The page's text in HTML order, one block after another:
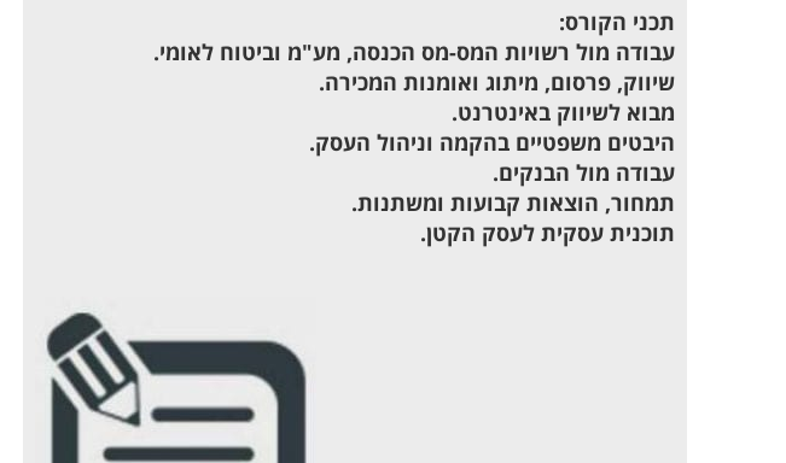
תכני הקורס:
עבודה מול רשויות המס-מס הכנסה, מע"מ וביטוח לאומי.
שיווק, פרסום, מיתוג ואומנות המכירה.
מבוא לשיווק באינטרנט.
היבטים משפטיים בהקמה וניהול העסק.
עבודה מול הבנקים.
תמחור, הוצאות קבועות ומשתנות.
תוכנית עסקית לעסק הקטן.